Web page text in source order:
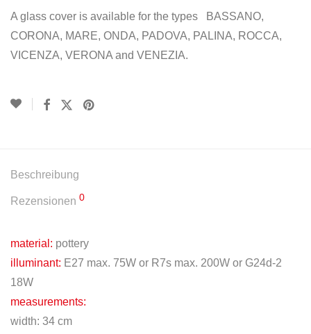
A glass cover is available for the types BASSANO,
CORONA, MARE, ONDA, PADOVA, PALINA, ROCCA,
VICENZA, VERONA and VENEZIA.
Beschreibung
Rezensionen 0
material: pottery
illuminant: E27 max. 75W or R7s max. 200W or G24d-2
18W
measurements:
width: 34 cm